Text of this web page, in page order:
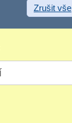
Zrušit vše